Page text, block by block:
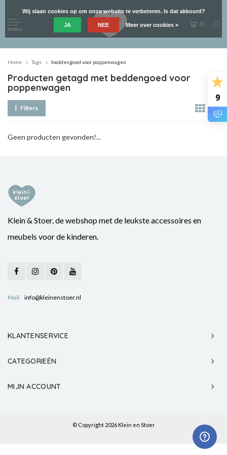
9
MENU
0
Home Tags beddengoed voor poppenwagen
Producten getagd met beddengoed voor
poppenwagen
Filters
Geen producten gevonden!...
Klein & Stoer, de webshop met de leukste accessoires en
meubels voor de kinderen.
Mail info@kleinenstoer.nl
KLANTENSERVICE
CATEGORIEËN
MIJN ACCOUNT
© Copyright 2026 Klein en Stoer
Wij slaan cookies op om onze website te verbeteren. Is dat akkoord?
JA NEE Meer over cookies »